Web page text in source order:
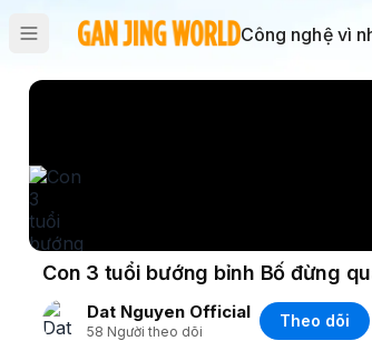
Công nghệ vì
Con 3 tuổi bướng bỉnh Bố đừng
Dat Nguyen Official
58 Người theo dõi
Theo dõi